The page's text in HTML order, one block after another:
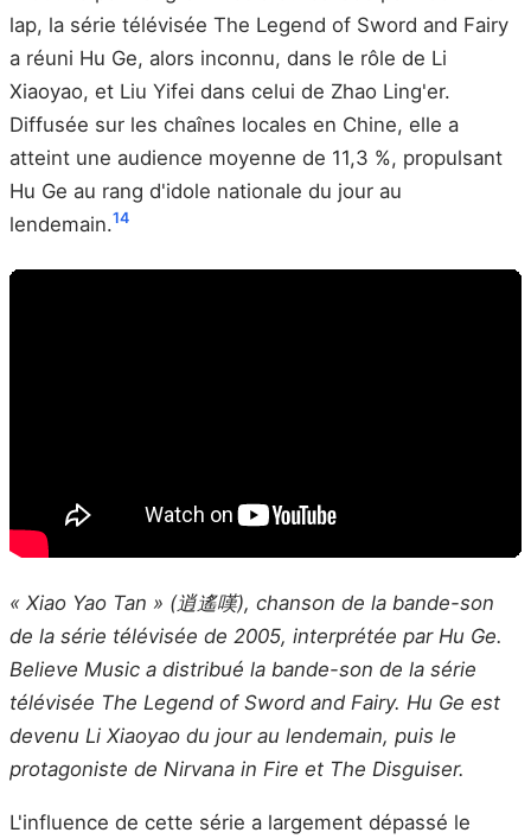
lap, la série télévisée The Legend of Sword and Fairy
a réuni Hu Ge, alors inconnu, dans le rôle de Li
Xiaoyao, et Liu Yifei dans celui de Zhao Ling'er.
Diffusée sur les chaînes locales en Chine, elle a
atteint une audience moyenne de 11,3 %, propulsant
Hu Ge au rang d'idole nationale du jour au
lendemain.14
« Xiao Yao Tan » (逍遙嘆), chanson de la bande-son
de la série télévisée de 2005, interprétée par Hu Ge.
Believe Music a distribué la bande-son de la série
télévisée The Legend of Sword and Fairy. Hu Ge est
devenu Li Xiaoyao du jour au lendemain, puis le
protagoniste de Nirvana in Fire et The Disguiser.
L'influence de cette série a largement dépassé le